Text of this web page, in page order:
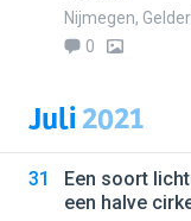
Nijmegen,
0
Juli2021
31
Een soort
een halve